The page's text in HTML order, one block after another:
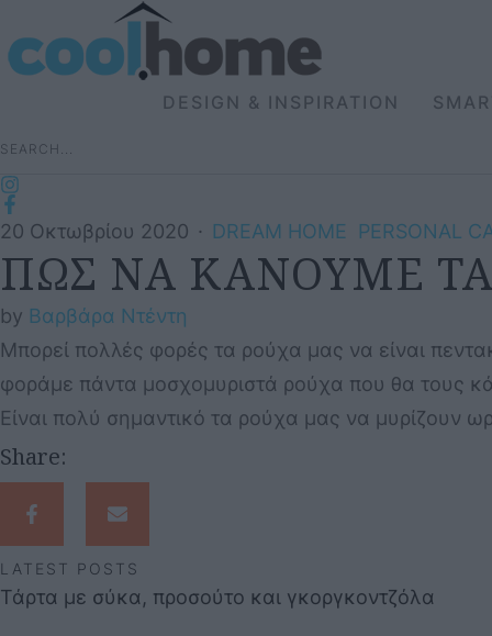
DESIGN & INSPIRATION
20 Οκτωβρίου 2020 · DREAM HOME PERSONAL
ΠΩΣ ΝΑ ΚΑΝΟΥΜΕ
by Βαρβάρα Ντέντη
Μπορεί πολλές φορές τα ρούχα μας να είναι
φοράμε πάντα μοσχομυριστά ρούχα που θα τους
Είναι πολύ σημαντικό τα ρούχα μας να μυρίζουν
Share:
LATEST POSTS
Τάρτα με σύκα, προσούτο και γκοργκοντζόλα